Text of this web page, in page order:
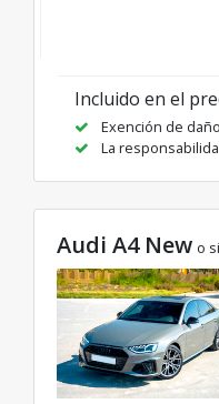
Incluido en el
Exención de
La
Audi A4 New o